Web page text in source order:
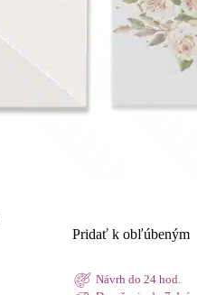
Pridať k obľúbeným
Návrh do 24 hod.